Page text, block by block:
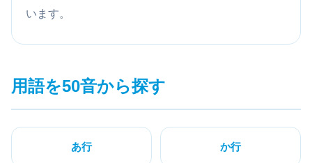
います。
用語を50音から探す
あ行 か行